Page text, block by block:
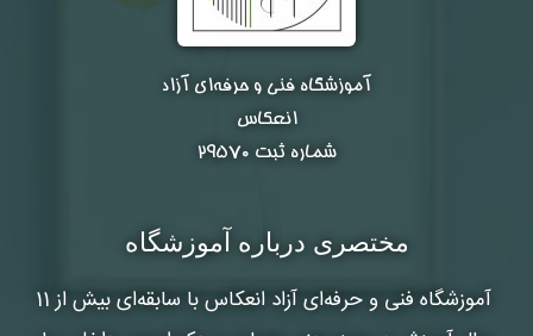
آموزشگاه فنی و حرفه‌ای آزاد
انعکاس
شماره ثبت ۲۹۵۷۰
مختصری درباره آموزشگاه
آموزشگاه فنی و حرفه‌ای آزاد انعکاس
با سابقه‌ای بیش از 11